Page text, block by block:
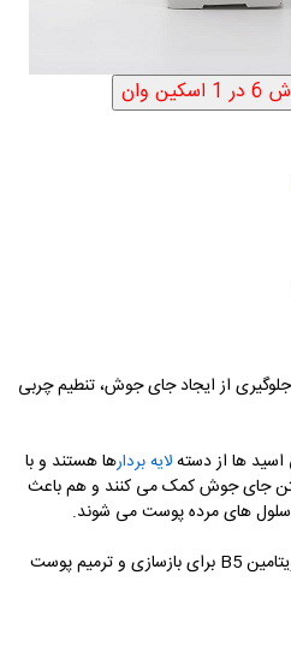
از ایجاد جای جوش، تنطیم چربی
ها از دستهلایه بردارها هستند و با
جای جوش کمک می کنند و هم باعث
های مرده پوست می شوند.
نیاسینامید یا ویتامین B5 برای بازسازی و ترمیم پوست